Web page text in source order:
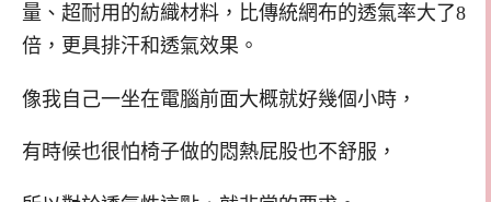
量、超耐用的紡織材料，比傳統網布的透氣率大了8
倍，更具排汗和透氣效果。
像我自己一坐在電腦前面大概就好幾個小時，
有時候也很怕椅子做的悶熱屁股也不舒服，